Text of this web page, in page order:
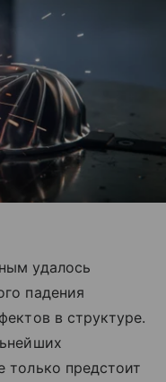
удалось
падения
в структуре.
только предстоит